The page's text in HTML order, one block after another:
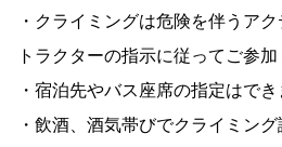
・クライミングは危険を伴うア
トラクターの指示に従ってご参加
・宿泊先やバス座席の指定はでき
・飲酒、酒気帯びでクライミン